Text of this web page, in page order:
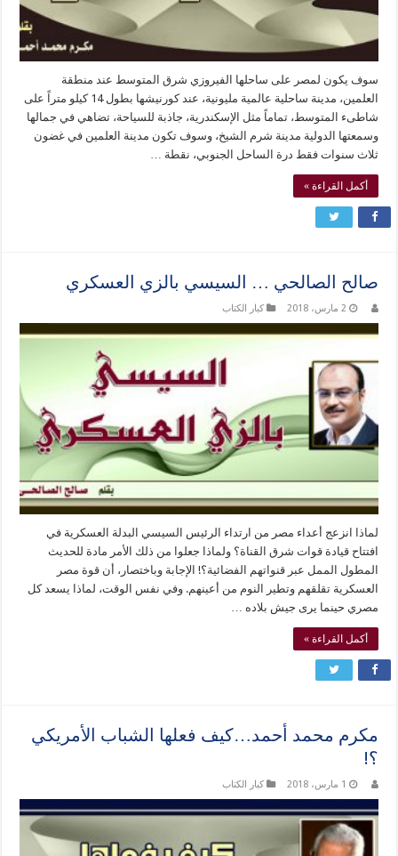
سوف يكون لمصر على ساحلها الفيروزي شرق المتوسط عند منطقة
العلمين، مدينة ساحلية عالمية مليونية، عند كورنيشها بطول 14 كيلو متراً على
شاطىء المتوسط، تماماً مثل الإسكندرية، جاذبة للسياحة، تضاهي في جمالها
وسمعتها الدولية مدينة شرم الشيخ، وسوف تكون مدينة العلمين في غضون
ثلاث سنوات فقط درة الساحل الجنوبي، نقطة …
أكمل القراءة »
صالح الصالحي … السيسي بالزي العسكري
2 مارس، 2018 كبار الكتاب
لماذا انزعج أعداء مصر من ارتداء الرئيس السيسي البدلة العسكرية في
افتتاح قيادة قوات شرق القناة؟ ولماذا جعلوا من ذلك الأمر مادة للحديث
المطول الممل عبر قنواتهم الفضائية؟! الإجابة وباختصار، أن قوة مصر
العسكرية تقلقهم وتطير النوم من أعينهم. وفي نفس الوقت، لماذا يسعد كل
مصري حينما يرى جيش بلاده …
أكمل القراءة »
مكرم محمد أحمد…كيف فعلها الشباب الأمريكي
؟!
1 مارس، 2018 كبار الكتاب